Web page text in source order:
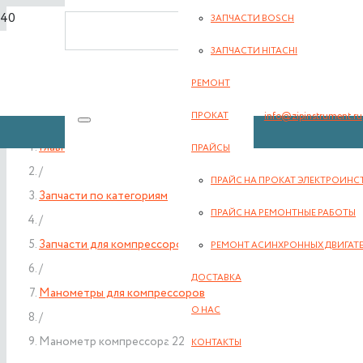
info@zipinstrument.ru
ЗАПЧАСТИ BOSCH
ЗАПЧАСТИ HITACHI
РЕМОНТ
ПРОКАТ
ПРАЙСЫ
ПРАЙС НА ПРОКАТ
ПРАЙС НА РЕМОНТНЫЕ РАБОТЫ
РЕМОНТ АСИНХРОННЫХ
ДОСТАВКА
О НАС
КОНТАКТЫ
Главная
/
Запчасти по категориям
/
Запчасти для компрессоров
/
Манометры для компрессоров
/
Манометр компрессора 22